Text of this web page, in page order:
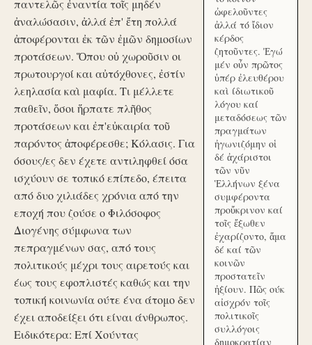
παντελῶς ἐναντία τοῖς μηδέν
ἀναλώσασιν, ἀλλά ἐπ' ἔτη πολλά
ἀποφέρονται ἐκ τῶν ἐμῶν δημοσίων
προτάσεων. Ὅπου οὐ χωροῦσιν οι
πρωτουργοί και αὐτόχθονες, ἐστίν
λεηλασία καὶ μαφία. Τι μέλλετε
παθεῖν, ὅσοι ἥρπατε πλῆθος
προτάσεων και ἐπ'εὐκαιρία τοῦ
παρόντος ἀποφέρεσθε; Κόλασις. Για
όσους/ες δεν έχετε αντιληφθεί όσα
ισχύουν σε τοπικό επίπεδο, έπειτα
από δυο χιλιάδες χρόνια από την
εποχή που ζούσε ο Φιλόσοφος
Διογένης σύμφωνα των
πεπραγμένων σας, από τους
πολιτικούς μέχρι τους αιρετούς και
έως τους εφοπλιστές καθώς και την
τοπική κοινωνία ούτε ένα άτομο δεν
έχει αποδείξει ότι είναι άνθρωπος.
Ειδικότερα: Επί Χούντας
ὠφελοῦντες
ἀλλά τό ἴδιον
κέρδος
ζητοῦντες. Ἐγώ
μέν οὖν πρῶτος
ὑπέρ ἐλευθέρου
καὶ ίδιωτικοῦ
λόγου καί
μεταδόσεως τῶν
πραγμάτων
ἠγωνιζόμην οἱ
δέ ἀχάριστοι
τῶν νῦν
Ἑλλήνων ξένα
συμφέροντα
προὔκρινον καί
τοῖς ἔξωθεν
ἐχαρίζοντο, ἅμα
δέ καί τῶν
κοινῶν
προστατεῖν
ἠξίουν. Πῶς ούκ
αἰσχρόν τοῖς
πολιτικοῖς
συλλόγοις
δημοκρατίαν